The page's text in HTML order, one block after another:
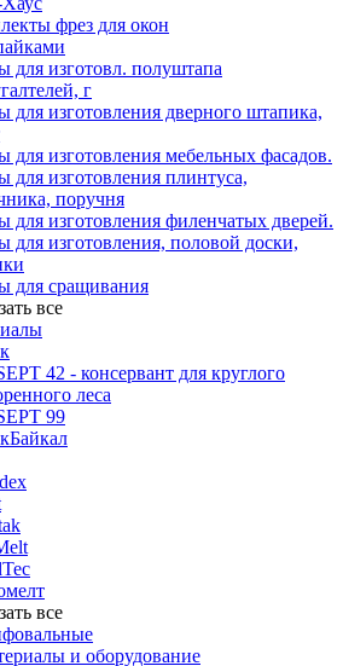
фрез для окон
для изготовл. полуштапа
г
для изготовления дверного штапика,
для изготовления мебельных фасадов.
для изготовления плинтуса,
поручня
для изготовления филенчатых дверей.
для изготовления, половой доски,
для сращивания
все
42 - консервант для круглого
леса
99
все
и оборудование